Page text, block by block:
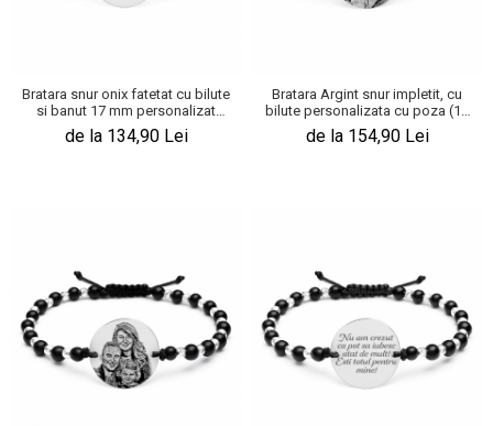
Bratara snur onix fatetat cu bilute
si banut 17 mm personalizat
gravura text Argint
de la 134,90 Lei
Bratara Argint snur impletit, cu
bilute personalizata cu poza (17
mm)
de la 154,90 Lei